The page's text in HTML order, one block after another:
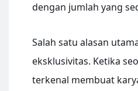
dengan jumlah yang
Salah satu alasan
eksklusivitas. Ketika
terkenal membuat